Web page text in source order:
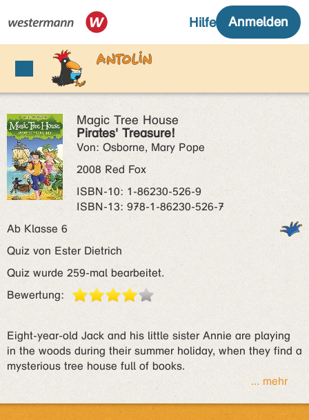
Magic Tree House
Pirates' Treasure!
Von: Osborne, Mary Pope
2008 Red Fox
ISBN‑10: 1-86230-526-9
ISBN‑13: 978-1-86230-526-7
Ab Klasse 6
Quiz von Ester Dietrich
Quiz wurde 259-mal bearbeitet.
Bewertung:
Eight-year-old Jack and his little sister Annie are playing
in the woods during their summer holiday, when they find a
mysterious tree house full of books.
... mehr